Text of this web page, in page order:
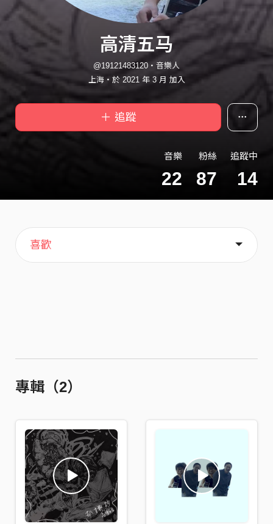
高清五马
@19121483120・音樂人
上海・於 2021 年 3 月 加入
＋ 追蹤
音樂
22
粉絲
87
追蹤中
14
主頁
音樂
喜歡
關於
專輯（2）